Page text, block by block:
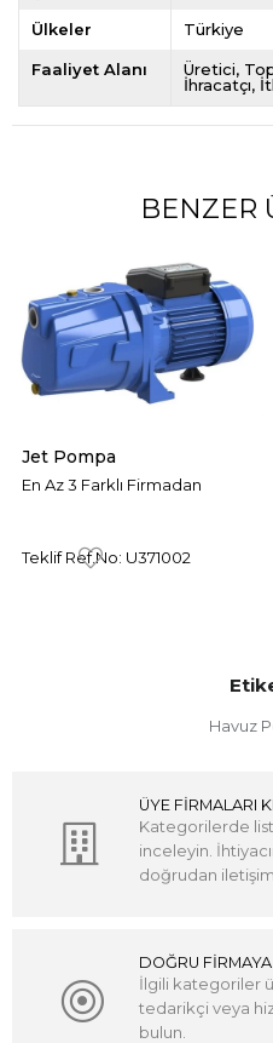
Ülkeler Türkiye
Faaliyet Alanı Üretici
İhracatçı
BENZER
Pompa
Az 3 Farklı Firmadan
Ref.No: U371002
Havuz
ÜYE FİRMALARI
Kategorilerde
inceleyin.
doğrudan
DOĞRU
İlgili kategoriler
tedarikçi veya
bulun.